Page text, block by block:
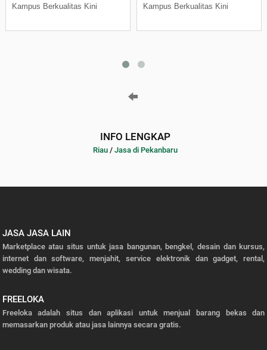
Kampus Berkualitas Kini
Kampus Berkualitas Kini
INFO LENGKAP
Riau / Jasa di Pekanbaru
JASA JASA LAIN
Marketplace atau situs untuk jasa bangunan, bengkel, desain dan kursus,
internet dan software, menjahit, service elektronik dan gadget, rental,
wedding dan wisata.
FREELOKA
Freeloka adalah situs dan aplikasi untuk menjual barang bekas dan
memasarkan produk atau jasa lainnya secara gratis.